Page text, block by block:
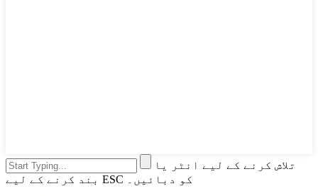
تلاش کرنے کے لیے انٹر یا
بند کرنے کے لیے ESC کو دبائیں۔